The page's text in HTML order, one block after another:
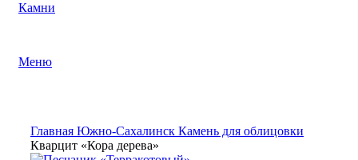
Меню
Главная Южно-Сахалинск Камень для облицовки
Кварцит «Кора дерева»